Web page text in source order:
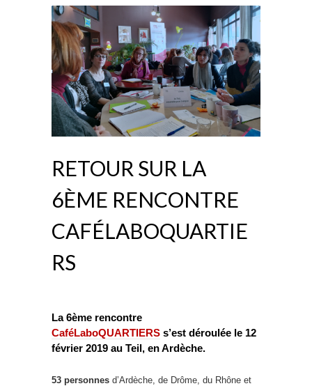
RETOUR SUR LA
6ÈME RENCONTRE
CAFÉLABOQUARTIE
RS
La 6ème rencontre
CaféLaboQUARTIERS s’est déroulée le 12
février 2019 au Teil, en Ardèche.
53 personnes d’Ardèche, de Drôme, du Rhône et